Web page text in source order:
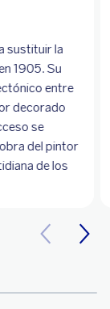
sustituir la
1905. Su
entre
decorado
se
del pintor
de los